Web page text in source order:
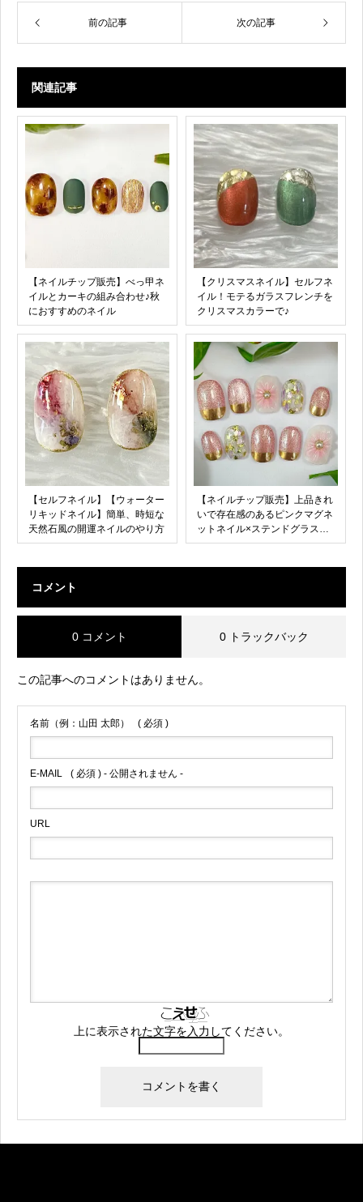
前の記事 次の記事
関連記事
【ネイルチップ販売】べっ甲ネ
イルとカーキの組み合わせ♪秋
におすすめのネイル
【クリスマスネイル】セルフネ
イル！モテるガラスフレンチを
クリスマスカラーで♪
【セルフネイル】【ウォーター
リキッドネイル】簡単、時短な
天然石風の開運ネイルのやり方
【ネイルチップ販売】上品きれ
いで存在感のあるピンクマグネ
ットネイル×ステンドグラスネ
イル
コメント
0 コメント 0 トラックバック
この記事へのコメントはありません。
名前（例：山田 太郎） ( 必須 )
E-MAIL ( 必須 ) - 公開されません -
URL
上に表示された文字を入力してください。